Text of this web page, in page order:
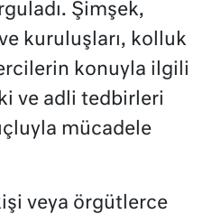
Şimşek,
kuruluşları, kolluk
konuyla ilgili
ve adli tedbirleri
mücadele
veya örgütlerce